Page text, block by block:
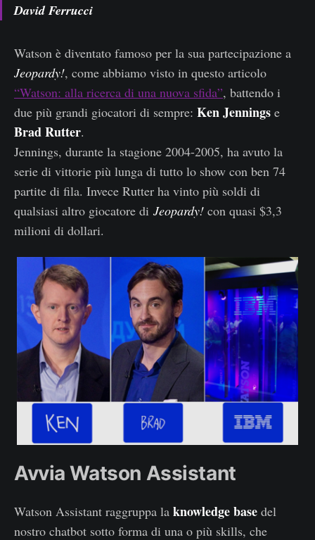
David Ferrucci
Watson è diventato famoso per la sua partecipazione a
Jeopardy!, come abbiamo visto in questo articolo
“Watson: alla ricerca di una nuova sfida”, battendo i
due più grandi giocatori di sempre: Ken Jennings e
Brad Rutter.
Jennings, durante la stagione 2004-2005, ha avuto la
serie di vittorie più lunga di tutto lo show con ben 74
partite di fila. Invece Rutter ha vinto più soldi di
qualsiasi altro giocatore di Jeopardy! con quasi $3,3
milioni di dollari.
Avvia Watson Assistant
Watson Assistant raggruppa la knowledge base del
nostro chatbot sotto forma di una o più skills, che